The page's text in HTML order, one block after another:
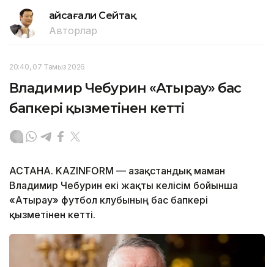
Ғайсағали Сейтақ
Авторлар
20:40, 07 Тамыз 2026
Владимир Чебурин «Атырау» бас
бапкері қызметінен кетті
АСТАНА. KAZINFORM — Қазақстандық маман
Владимир Чебурин екі жақты келісім бойынша
«Атырау» футбол клубының бас бапкері
қызметінен кетті.